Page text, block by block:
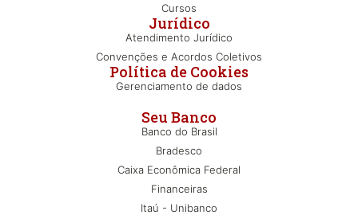
Seu Banco
Banco do Brasil
Bradesco
Caixa Econômica Federal
Financeiras
Itaú - Unibanco
Cursos
Jurídico
Atendimento Jurídico
Convenções e Acordos Coletivos
Política de Cookies
Gerenciamento de dados